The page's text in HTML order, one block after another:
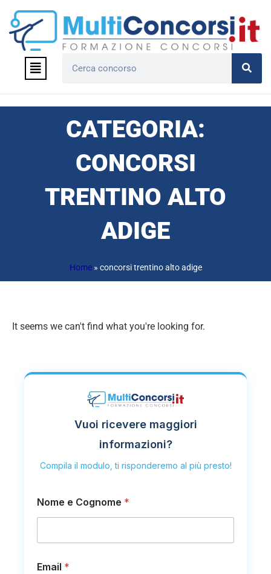
contenuto
Menu
CATEGORIA:
CONCORSI
TRENTINO ALTO
ADIGE
Home» concorsi trentino alto adige
It seems we can't find what you're looking for.
Vuoi ricevere maggiori
informazioni?
Compila il modulo, ti risponderemo al più presto!
Nome e Cognome *
Email *